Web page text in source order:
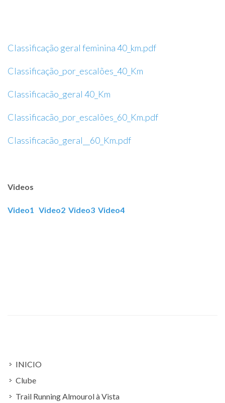
Classificação geral feminina 40_km.pdf
Classificação_por_escalões_40_Km
Classificacão_geral 40_Km
Classificacão_por_escalões_60_Km.pdf
Classificacão_geral__60_Km.pdf
Videos
Video1 Video2 Video3 Video4
INICIO
Clube
Trail Running Almourol à Vista